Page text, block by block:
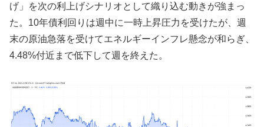
げ」を次の利上げシナリオとして織り込む動きが強まっ
た。10年債利回りは週中に一時上昇圧力を受けたが、週
末の原油急落を受けてエネルギーインフレ懸念が和らぎ、
4.48%付近まで低下して週を終えた。